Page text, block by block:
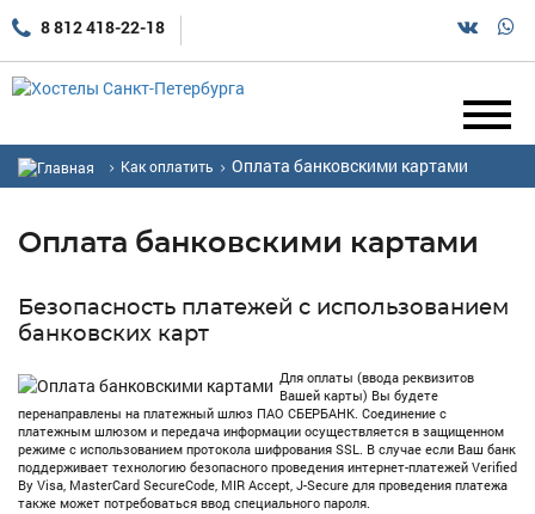
8 812 418-22-18
Как оплатить Оплата банковскими картами
Оплата банковскими картами
Безопасность платежей с использованием
банковских карт
Для оплаты (ввода реквизитов
Вашей карты) Вы будете
перенаправлены на платежный шлюз ПАО СБЕРБАНК. Соединение с
платежным шлюзом и передача информации осуществляется в защищенном
режиме с использованием протокола шифрования SSL. В случае если Ваш банк
поддерживает технологию безопасного проведения интернет-платежей Verified
By Visa, MasterCard SecureCode, MIR Accept, J-Secure для проведения платежа
также может потребоваться ввод специального пароля.